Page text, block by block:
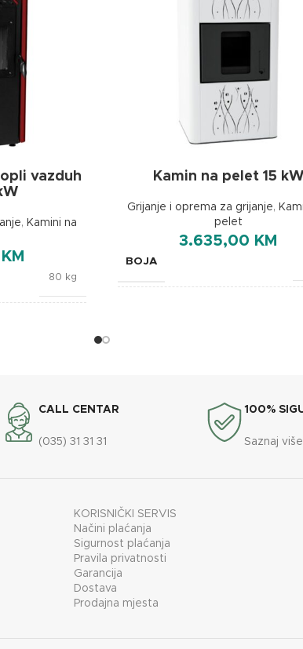
vazduh
, Kamini na
KM
80 kg
Kamin na pelet 15 kW
Grijanje i oprema za grijanje,
pelet
3.635,00 KM
BOJA
ENERGETSKA EFIKASNOST
CALL CENTAR
(035) 31 31 31
100%
Saznaj više
KORISNIČKI SERVIS
Načini plaćanja
Sigurnost plaćanja
Pravila privatnosti
Garancija
Dostava
Prodajna mjesta